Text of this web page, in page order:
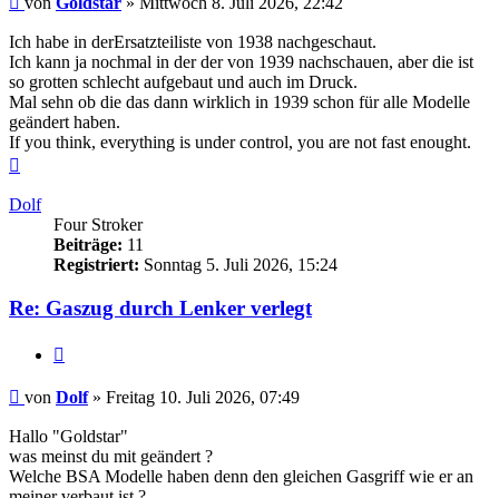
Ich habe in derErsatzteiliste von 1938 nachgeschaut.
Ich kann ja nochmal in der der von 1939 nachschauen, aber die ist
so grotten schlecht aufgebaut und auch im Druck.
Mal sehn ob die das dann wirklich in 1939 schon für alle Modelle
geändert haben.
If you think, everything is under control, you are not fast enought.
Dolf
Four Stroker
Beiträge: 11
Registriert: Sonntag 5. Juli 2026, 15:24
Re: Gaszug durch Lenker verlegt
Beitrag
von Dolf» Freitag 10. Juli 2026, 07:49
Hallo "Goldstar"
was meinst du mit geändert ?
Welche BSA Modelle haben denn den gleichen Gasgriff wie er an